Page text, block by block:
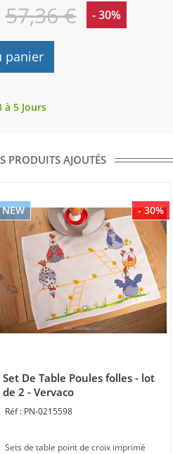
57,36 € - 30%
panier
à 5 Jours
PRODUITS AJOUTÉS
- 30%
NEW
Set De Table Poules folles - lot
de 2 - Vervaco
PN-0215598
Sets de table point de croix imprimé